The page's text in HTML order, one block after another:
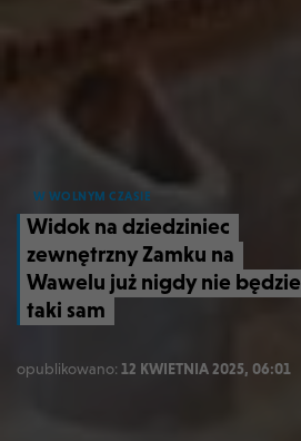
W WOLNYM CZASIE
Widok na dziedziniec
zewnętrzny Zamku na
Wawelu już nigdy nie będzie
taki sam
opublikowano: 12 KWIETNIA 2025, 06:01